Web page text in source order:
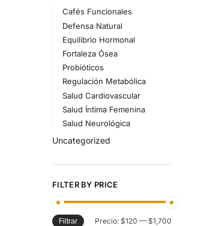
Cafés Funcionales
Defensa Natural
Equilibrio Hormonal
Fortaleza Ósea
Probióticos
Regulación Metabólica
Salud Cardiovascular
Salud Íntima Femenina
Salud Neurológica
Uncategorized
FILTER BY PRICE
Filtrar Precio: $120 — $1,700